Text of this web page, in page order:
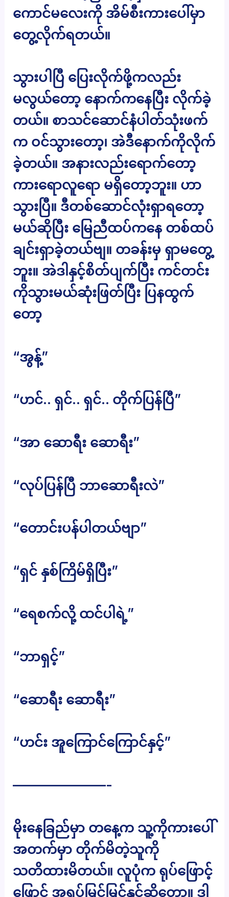
ကောင်မလေးကို အိမ်စီးကားပေါ်မှာ
တွေ့လိုက်ရတယ်။
သွားပါပြီ ပြေးလိုက်ဖို့ကလည်း
မလွယ်တော့ နောက်ကနေပြီး လိုက်ခဲ့
တယ်။ စာသင်ဆောင်နံပါတ်သုံးဖက်
က ဝင်သွားတော့၊ အဲဒီနောက်ကိုလိုက်
ခဲ့တယ်။ အနားလည်းရောက်တော့
ကားရောလူရော မရှိတော့ဘူး။ ဟာ
သွားပြီ။ ဒီတစ်ဆောင်လုံးရှာရတော့
မယ်ဆိုပြီး မြေညီထပ်ကနေ တစ်ထပ်
ချင်းရှာခဲ့တယ်ဗျ။ တခန်းမှ ရှာမတွေ့
ဘူး။ အဲဒါနှင့်စိတ်ပျက်ပြီး ကင်တင်း
ကိုသွားမယ်ဆုံးဖြတ်ပြီး ပြနထွက်
တော့
“အွန့်”
“ဟင်.. ရှင်.. ရှင်.. တိုက်ပြန်ပြီ”
“အာ ဆောရီး ဆောရီး”
“လုပ်ပြန်ပြီ ဘာဆောရီးလဲ”
“တောင်းပန်ပါတယ်ဗျာ”
“ရှင် နှစ်ကြိမ်ရှိပြီး”
“ရေစက်လို့ ထင်ပါရဲ့”
“ဘာရှင့်”
“ဆောရီး ဆောရီး”
“ဟင်း အူကြောင်ကြောင်နှင့်”
———————-
မိုးနေခြည်မှာ တနေ့က သူ့ကိုကားပေါ်
အတက်မှာ တိုက်မိတဲ့သူကို
သတိထားမိတယ်။ လူပုံက ရုပ်ဖြောင့်
ဖြောင့် အရပ်မြင့်မြင့်နှင့်ဆိုတော့။ ဒါ